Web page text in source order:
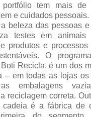
portfólio tem mais
e cuidados pessoais.
beleza das pessoas
testes em
produtos e processos
O
Recicla, é um dos
– em todas as lojas os
embalagens
reciclagem correta.
é a fábrica de